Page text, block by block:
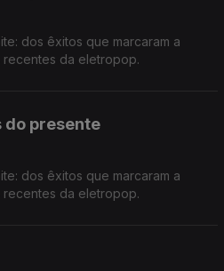
dos êxitos que marcaram a
recentes da eletropop.
do presente
dos êxitos que marcaram a
recentes da eletropop.